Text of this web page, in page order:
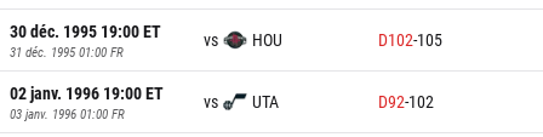
30 déc. 1995 19:00ET
31 déc. 1995 01:00 FR
vs HOU D102-105
02 janv. 1996 19:00ET
03 janv. 1996 01:00 FR
vs UTA D92-102